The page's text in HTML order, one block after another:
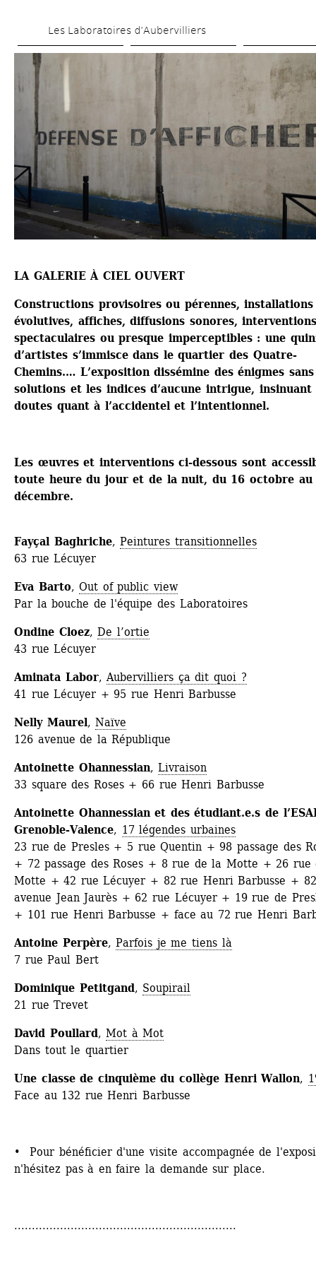
au
contenu
Les Laboratoires d’Aubervilliers
LA GALERIE À CIEL OUVERT
Constructions provisoires ou pérennes, installations
évolutives, affiches, diffusions sonores,
spectaculaires ou presque imperceptibles : une
d’artistes s’immisce dans le quartier des Quatre-
Chemins.… L’exposition dissémine des énigmes sans
solutions et les indices d’aucune intrigue, insinuant
doutes quant à l’accidentel et l’intentionnel.
Les œuvres et interventions ci-dessous sont
toute heure du jour et de la nuit, du 16 octobre au
décembre.
Fayçal Baghriche, Peintures transitionnelles
63 rue Lécuyer
Eva Barto, Out of public view
Par la bouche de l'équipe des Laboratoires
Ondine Cloez, De l’ortie
43 rue Lécuyer
Aminata Labor, Aubervilliers ça dit quoi ?
41 rue Lécuyer + 95 rue Henri Barbusse
Nelly Maurel, Naïve
126 avenue de la République
Antoinette Ohannessian, Livraison
33 square des Roses + 66 rue Henri Barbusse
Antoinette Ohannessian et des étudiant.e.s de
Grenoble-Valence, 17 légendes urbaines
23 rue de Presles + 5 rue Quentin + 98 passage des
+ 72 passage des Roses + 8 rue de la Motte + 26 rue
Motte + 42 rue Lécuyer + 82 rue Henri Barbusse + 82
avenue Jean Jaurès + 62 rue Lécuyer + 19 rue de
+ 101 rue Henri Barbusse + face au 72 rue Henri
Antoine Perpère, Parfois je me tiens là
7 rue Paul Bert
Dominique Petitgand, Soupirail
21 rue Trevet
David Poullard, Mot à Mot
Dans tout le quartier
Une classe de cinquième du collège Henri Wallon,
Face au 132 rue Henri Barbusse
• Pour bénéficier d'une visite accompagnée de
n'hésitez pas à en faire la demande sur place.
...............................................................